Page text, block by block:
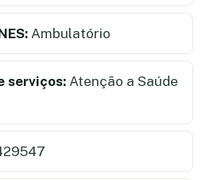
Ambulatório
serviços: Atenção a Saúde